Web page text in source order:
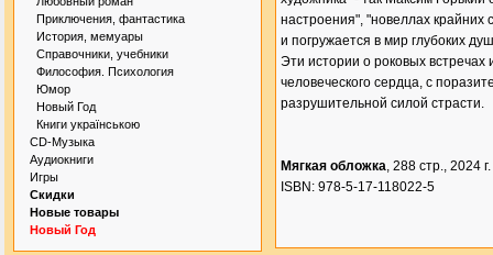
Приключения, фантастика
История, мемуары
Справочники, учебники
Философия. Психология
Юмор
Новый Год
Книги українською
CD-Музыка
Аудиокниги
Игры
Скидки
Новые товары
Новый Год
настроения", "новеллах крайних
и погружается в мир глубоких
Эти истории о роковых
человеческого сердца, с
разрушительной силой страсти.
Мягкая обложка, 288 стр., 2024 г.
ISBN: 978-5-17-118022-5